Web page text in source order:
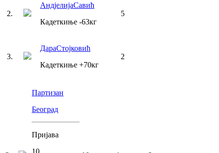
2.
АндјелијаСавић
Кадеткиње -63кг
5
3.
ДараСтојковић
Кадеткиње +70кг
2
Партизан
Београд
Пријава
10